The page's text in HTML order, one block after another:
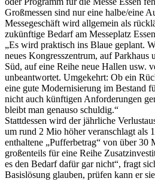
Großmessen sind nur eine halbe/eine
Messegeschäft wird allgemein als
zukünftige Bedarf am Messeplatz
„Es wird praktisch ins Blaue geplant.
neues Kongresszentrum, auf Parkhaus
Süd, auf eine Reihe neue Hallen usw.
unbeantwortet. Umgekehrt: Ob ein
eine gute Modernisierung im Bestand
nicht auch künftigen Anforderungen
bleibt man genauso schuldig.“
Stattdessen wird der jährliche
um rund 2 Mio höher veranschlagt als
enthaltene „Pufferbetrag“ von über 30
großenteils für eine Reihe
es den Bedarf dafür gar nicht“, fragt
Basislösung glauben, prüfen kann er